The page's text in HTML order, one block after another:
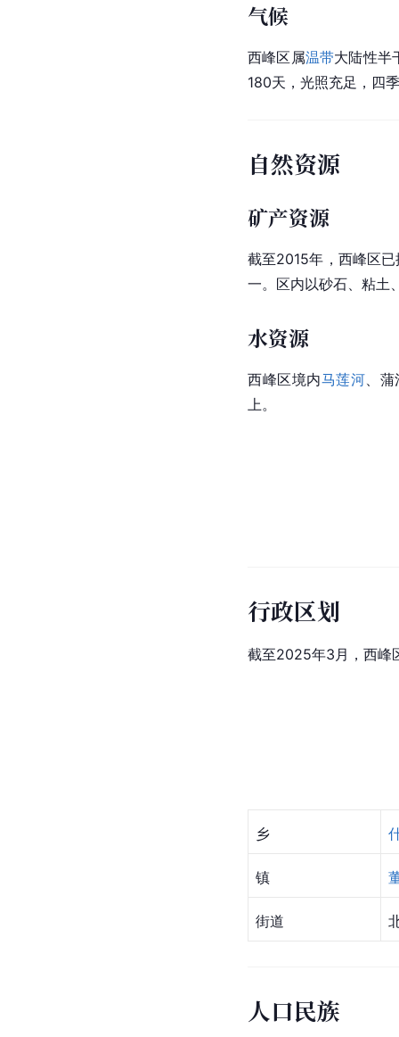
气候
西峰区属温带大陆性半
180天，光照充足，四
自然资源
矿产资源
截至2015年，西峰区
一。区内以砂石、 粘土
水资源
西峰区境内马莲河 、
上。
行政区划
截至2025年3月，西峰
乡
镇
街道
人口民族